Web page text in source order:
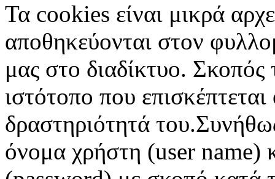
Τα cookies είναι μικρά
αποθηκεύονται στον
μας στο διαδίκτυο. Σκοπός
ιστότοπο που
δραστηριότητά
όνομα χρήστη (user name)